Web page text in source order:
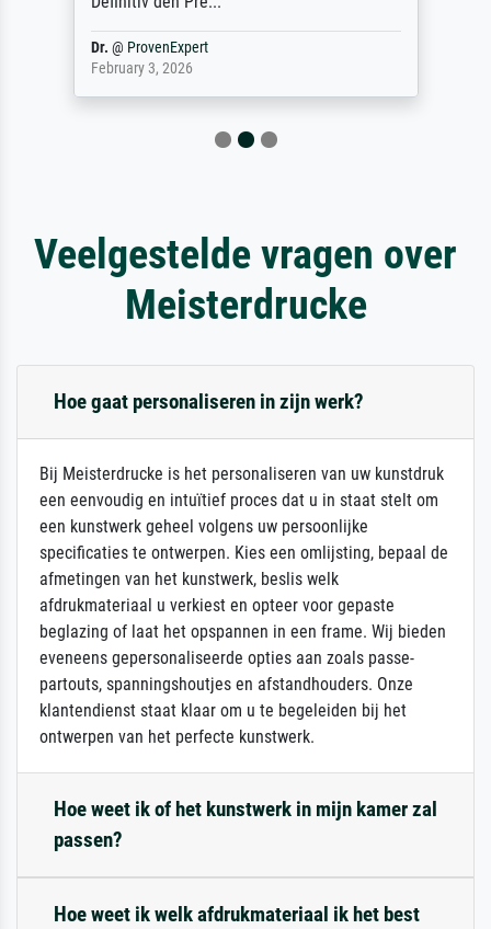
Dr. @ ProvenExpert
February 3, 2026
Veelgestelde vragen over
Meisterdrucke
Hoe gaat personaliseren in zijn werk?
Bij Meisterdrucke is het personaliseren van uw kunstdruk
een eenvoudig en intuïtief proces dat u in staat stelt om
een kunstwerk geheel volgens uw persoonlijke
specificaties te ontwerpen. Kies een omlijsting, bepaal de
afmetingen van het kunstwerk, beslis welk
afdrukmateriaal u verkiest en opteer voor gepaste
beglazing of laat het opspannen in een frame. Wij bieden
eveneens gepersonaliseerde opties aan zoals passe-
partouts, spanningshoutjes en afstandhouders. Onze
klantendienst staat klaar om u te begeleiden bij het
ontwerpen van het perfecte kunstwerk.
Hoe weet ik of het kunstwerk in mijn kamer zal
passen?
Hoe weet ik welk afdrukmateriaal ik het best